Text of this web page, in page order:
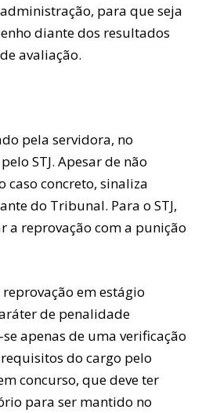
para que seja
diante dos resultados
avaliação.
pela servidora, no
STJ. Apesar de não
concreto, sinaliza
do Tribunal. Para o STJ,
a reprovação com a punição
em estágio
de penalidade
apenas de uma verificação
do cargo pelo
concurso, que deve ter
para ser mantido no